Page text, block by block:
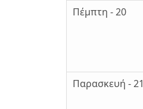
Πέμπτη - 20
Παρασκευή - 21